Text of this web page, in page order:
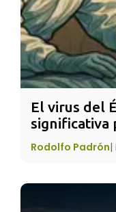
Papel Picado:
de colores
El virus del
significativa
Rodolfo Padrón|